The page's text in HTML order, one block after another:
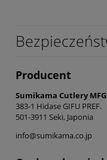
Producent
Sumikama Cutlery
383-1 Hidase GIFU PREF.
501-3911 Seki, Japonia
info@sumikama.co.jp